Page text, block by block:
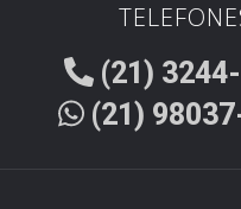
(21)
(21)